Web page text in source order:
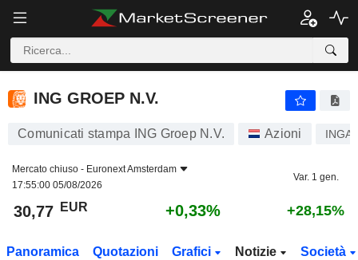
ING GROEP N.V.
ING GROEP N.V.
Comunicati stampa ING Groep N.V. Azioni INGA
Mercato chiuso - Euronext Amsterdam
17:55:00 05/08/2026
Var. 1 gen.
30,77 EUR +0,33% +28,15%
Panoramica Quotazioni Grafici Notizie Società